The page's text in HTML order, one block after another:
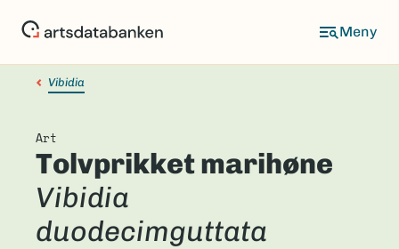
Vibidia
Art
Tolvprikket marihøne
Vibidia
duodecimguttata